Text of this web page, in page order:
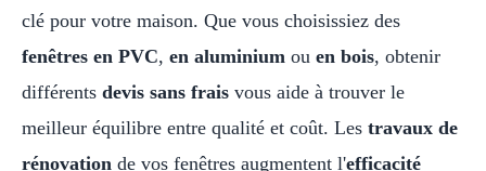
clé pour votre maison. Que vous choisissiez des
fenêtres en PVC, en aluminium ou en bois, obtenir
différents devis sans frais vous aide à trouver le
meilleur équilibre entre qualité et coût. Les travaux de
rénovation de vos fenêtres augmentent l'efficacité